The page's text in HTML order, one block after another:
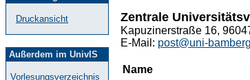
Druckansicht
Außerdem im UnivIS
Vorlesungsverzeichnis
Zentrale
Kapuzinerstraße 16,
E-Mail: post@uni-
Name